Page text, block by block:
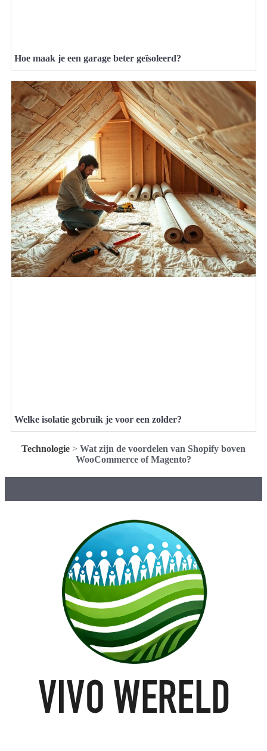
Hoe maak je een garage beter geïsoleerd?
Welke isolatie gebruik je voor een zolder?
Technologie > Wat zijn de voordelen van Shopify boven
WooCommerce of Magento?